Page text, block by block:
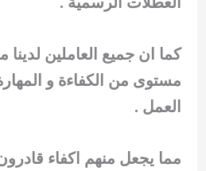
كما ان جميع العاملين
مستوى من الكفاءة و
العمل .
مما يجعل منهم اكفاء